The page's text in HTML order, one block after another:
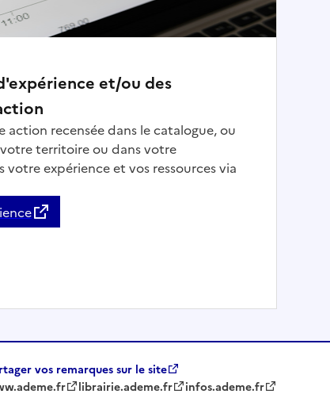
et/ou des
action recensée dans le catalogue, ou
territoire ou dans votre
expérience et vos ressources via
vos remarques sur le site
librairie.ademe.fr infos.ademe.fr